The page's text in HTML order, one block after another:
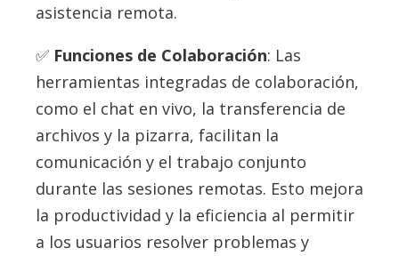
asistencia remota.
Funciones de Colaboración: Las
herramientas integradas de colaboración,
como el chat en vivo, la transferencia de
archivos y la pizarra, facilitan la
comunicación y el trabajo conjunto
durante las sesiones remotas. Esto mejora
la productividad y la eficiencia al permitir
a los usuarios resolver problemas y